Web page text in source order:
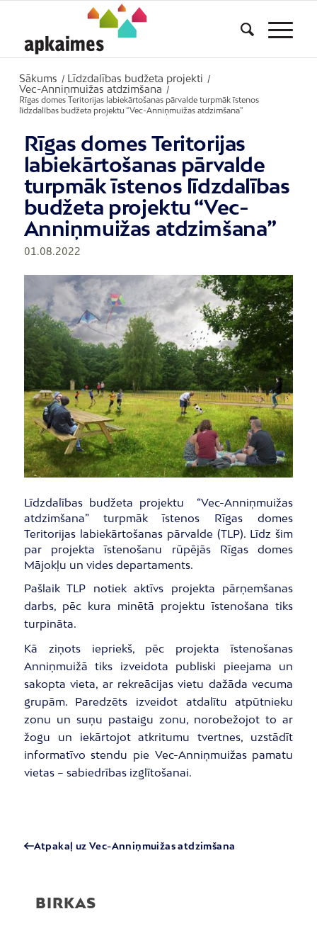
Sākums / Līdzdalības budžeta projekti /
Vec-Anniņmuižas atdzimšana
/
Rīgas domes Teritorijas labiekārtošanas pārvalde turpmāk īstenos
līdzdalības budžeta projektu “Vec-Anniņmuižas atdzimšana”
Rīgas domes Teritorijas
labiekārtošanas pārvalde
turpmāk īstenos līdzdalības
budžeta projektu “Vec-
Anniņmuižas atdzimšana”
01.08.2022
Līdzdalības budžeta projektu “Vec-Anniņmuižas
atdzimšana” turpmāk īstenos Rīgas domes
Teritorijas labiekārtošanas pārvalde (TLP). Līdz šim
par projekta īstenošanu rūpējās Rīgas domes
Mājokļu un vides departaments.
Pašlaik TLP notiek aktīvs projekta pārņemšanas
darbs, pēc kura minētā projektu īstenošana tiks
turpināta.
Kā ziņots iepriekš, pēc projekta īstenošanas
Anniņmuižā tiks izveidota publiski pieejama un
sakopta vieta, ar rekreācijas vietu dažāda vecuma
grupām. Paredzēts izveidot atdalītu atpūtnieku
zonu un suņu pastaigu zonu, norobežojot to ar
žogu un iekārtojot atkritumu tvertnes, uzstādīt
informatīvo stendu pie Vec-Anniņmuižas pamatu
vietas – sabiedrības izglītošanai.
Atpakaļ uz Vec-Anniņmuižas atdzimšana
BIRKAS